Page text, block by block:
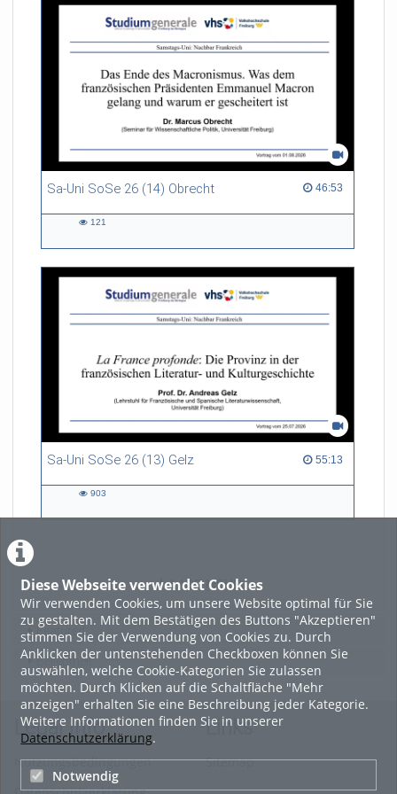
Diese Webseite verwendet Cookies
Wir verwenden Cookies, um unsere Website optimal für Sie
zu gestalten. Mit dem Bestätigen des Buttons "Akzeptieren"
stimmen Sie der Verwendung von Cookies zu. Durch
Anklicken der untenstehenden Checkboxen können Sie
auswählen, welche Cookie-Kategorien Sie zulassen
möchten. Durch Klicken auf die Schaltfläche "Mehr
anzeigen" erhalten Sie eine Beschreibung jeder Kategorie.
Weitere Informationen finden Sie in unserer
Datenschutzerklärung.
Notwendig
Sa-Uni SoSe 26 (14) Obrecht 46:53
46:53 duration
121
Sa-Uni SoSe 26 (13) Gelz 55:13
55:13 duration
903
LADE MEHR
Featured
Beliebtheit
Legal Info
Nutzungsbedingungen
Links
Sitemap